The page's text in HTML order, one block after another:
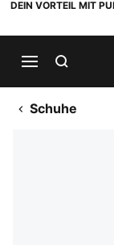
DEIN VORTEIL MIT
Schuhe